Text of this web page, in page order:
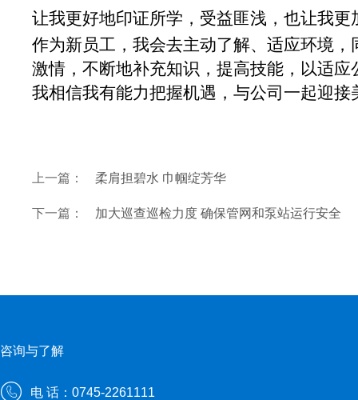
让我更好地印证所学，受益匪浅，也让我
作为新员工，我会去主动了解、适应环境
激情，不断地补充知识，提高技能，以适
我相信我有能力把握机遇，与公司一起迎接
上一篇： 柔肩担碧水 巾帼绽芳华
下一篇： 加大巡查巡检力度 确保管网和泵站运行安全
咨询与了解
电 话：0745-2261111